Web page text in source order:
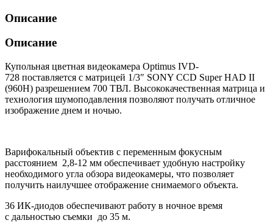
Описание
Описание
Купольная цветная видеокамера Optimus IVD-
728 поставляется с матрицей 1/3″ SONY CCD Super HAD II
(960H) разрешением 700 ТВЛ. Высококачественная матрица и
технология шумоподавления позволяют получать отличное
изображение днем и ночью.
Варифокальный объектив с переменным фокусным
расстоянием 2,8-12 мм обеспечивает удобную настройку
необходимого угла обзора видеокамеры, что позволяет
получить наилучшее отображение снимаемого объекта.
36 ИК-диодов обеспечивают работу в ночное время
с дальностью съемки до 35 м.